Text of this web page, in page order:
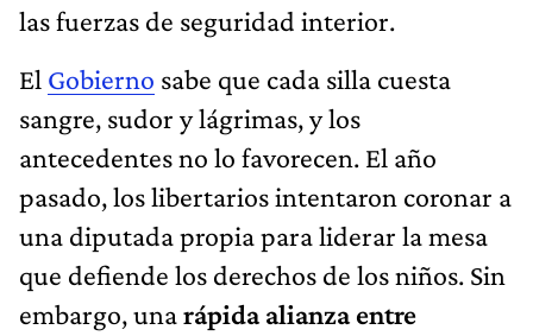
las fuerzas de seguridad interior.
El Gobierno sabe que cada silla cuesta
sangre, sudor y lágrimas, y los
antecedentes no lo favorecen. El año
pasado, los libertarios intentaron coronar a
una diputada propia para liderar la mesa
que defiende los derechos de los niños. Sin
embargo, unarápida alianza entre